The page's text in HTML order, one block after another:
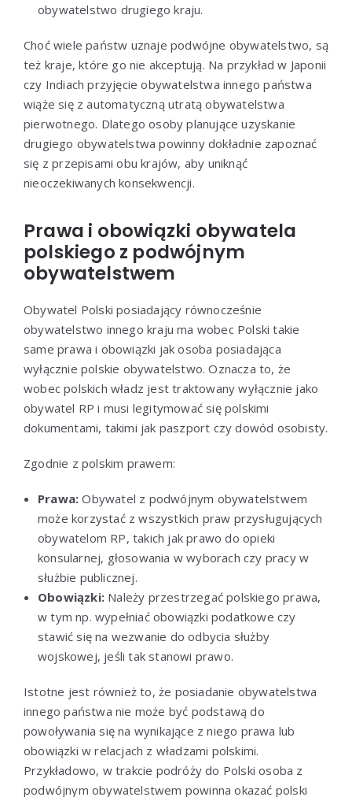
obywatelstwo drugiego kraju.
Choć wiele państw uznaje podwójne obywatelstwo, są
też kraje, które go nie akceptują. Na przykład w Japonii
czy Indiach przyjęcie obywatelstwa innego państwa
wiąże się z automatyczną utratą obywatelstwa
pierwotnego. Dlatego osoby planujące uzyskanie
drugiego obywatelstwa powinny dokładnie zapoznać
się z przepisami obu krajów, aby uniknąć
nieoczekiwanych konsekwencji.
Prawa i obowiązki obywatela
polskiego z podwójnym
obywatelstwem
Obywatel Polski posiadający równocześnie
obywatelstwo innego kraju ma wobec Polski takie
same prawa i obowiązki jak osoba posiadająca
wyłącznie polskie obywatelstwo. Oznacza to, że
wobec polskich władz jest traktowany wyłącznie jako
obywatel RP i musi legitymować się polskimi
dokumentami, takimi jak paszport czy dowód osobisty.
Zgodnie z polskim prawem:
Prawa: Obywatel z podwójnym obywatelstwem
może korzystać z wszystkich praw przysługujących
obywatelom RP, takich jak prawo do opieki
konsularnej, głosowania w wyborach czy pracy w
służbie publicznej.
Obowiązki: Należy przestrzegać polskiego prawa,
w tym np. wypełniać obowiązki podatkowe czy
stawić się na wezwanie do odbycia służby
wojskowej, jeśli tak stanowi prawo.
Istotne jest również to, że posiadanie obywatelstwa
innego państwa nie może być podstawą do
powoływania się na wynikające z niego prawa lub
obowiązki w relacjach z władzami polskimi.
Przykładowo, w trakcie podróży do Polski osoba z
podwójnym obywatelstwem powinna okazać polski